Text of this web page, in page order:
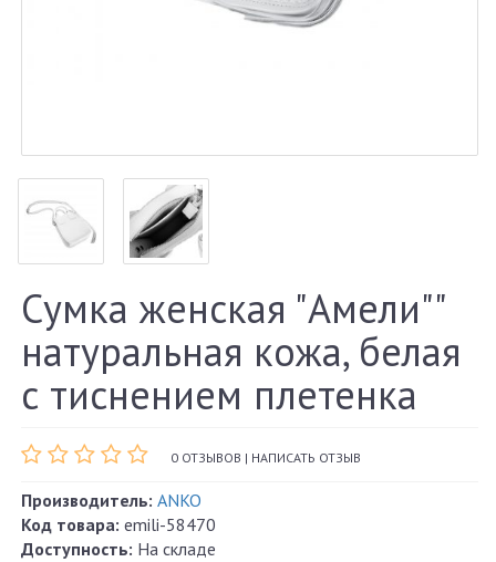
Сумка женская "Амели""
натуральная кожа, белая
с тиснением плетенка
0 ОТЗЫВОВ | НАПИСАТЬ ОТЗЫВ
Производитель: ANKO
Код товара: emili-58470
Доступность: На складе